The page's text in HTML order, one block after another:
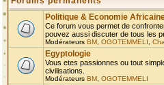
Politique & Economie
Ce forum vous permet de
pouvez aussi discuter de tous les
Modérateurs BM OGOTEMMELI
Egyptologie
Vous etes passionnes ou tout
civilisations.
Modérateurs BM OGOTEMMELI